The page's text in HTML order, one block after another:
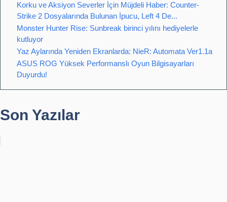
Korku ve Aksiyon Severler İçin Müjdeli Haber: Counter-
Strike 2 Dosyalarında Bulunan İpucu, Left 4 De...
Monster Hunter Rise: Sunbreak birinci yılını hediyelerle
kutluyor
Yaz Aylarında Yeniden Ekranlarda: NieR: Automata Ver1.1a
ASUS ROG Yüksek Performanslı Oyun Bilgisayarları
Duyurdu!
Son Yazılar